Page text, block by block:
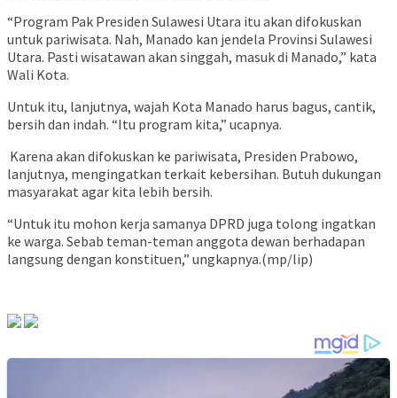
“Program Pak Presiden Sulawesi Utara itu akan difokuskan
untuk pariwisata. Nah, Manado kan jendela Provinsi Sulawesi
Utara. Pasti wisatawan akan singgah, masuk di Manado,” kata
Wali Kota.
Untuk itu, lanjutnya, wajah Kota Manado harus bagus, cantik,
bersih dan indah. “Itu program kita,” ucapnya.
Karena akan difokuskan ke pariwisata, Presiden Prabowo,
lanjutnya, mengingatkan terkait kebersihan. Butuh dukungan
masyarakat agar kita lebih bersih.
“Untuk itu mohon kerja samanya DPRD juga tolong ingatkan
ke warga. Sebab teman-teman anggota dewan berhadapan
langsung dengan konstituen,” ungkapnya.(mp/lip)